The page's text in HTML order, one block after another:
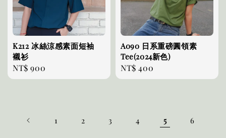
K212 冰絲涼感素面短袖
襯衫
Regular
price
NT$ 900
A090 日系重磅圓領素
Tee(2024新色)
Regular
price
NT$ 400
1 2 3 4 5 6